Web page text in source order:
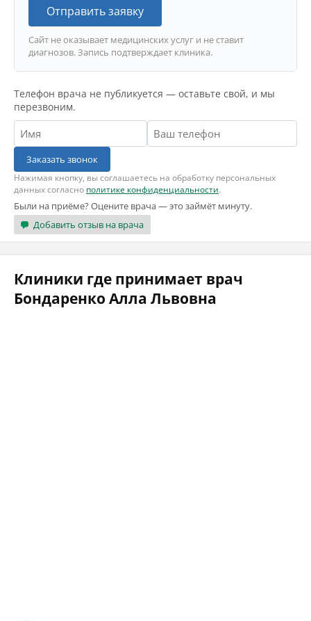
Отправить заявку
Сайт не оказывает медицинских услуг и не ставит
диагнозов. Запись подтверждает клиника.
Телефон врача не публикуется — оставьте свой, и мы
перезвоним.
Заказать звонок
Нажимая кнопку, вы соглашаетесь на обработку персональных
данных согласно политике конфиденциальности.
Были на приёме? Оцените врача — это займёт минуту.
Добавить отзыв на врача
Клиники где принимает врач
Бондаренко Алла Львовна